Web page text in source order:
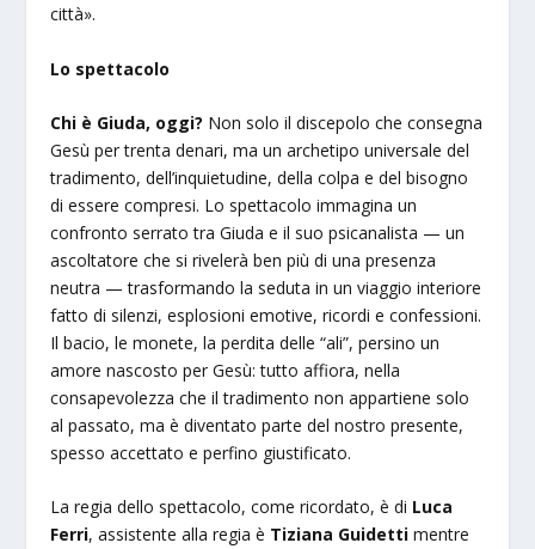
città».
Lo spettacolo
Chi è Giuda, oggi? Non solo il discepolo che consegna
Gesù per trenta denari, ma un archetipo universale del
tradimento, dell’inquietudine, della colpa e del bisogno
di essere compresi. Lo spettacolo immagina un
confronto serrato tra Giuda e il suo psicanalista — un
ascoltatore che si rivelerà ben più di una presenza
neutra — trasformando la seduta in un viaggio interiore
fatto di silenzi, esplosioni emotive, ricordi e confessioni.
Il bacio, le monete, la perdita delle “ali”, persino un
amore nascosto per Gesù: tutto affiora, nella
consapevolezza che il tradimento non appartiene solo
al passato, ma è diventato parte del nostro presente,
spesso accettato e perfino giustificato.
La regia dello spettacolo, come ricordato, è di Luca
Ferri, assistente alla regia è Tiziana Guidetti mentre